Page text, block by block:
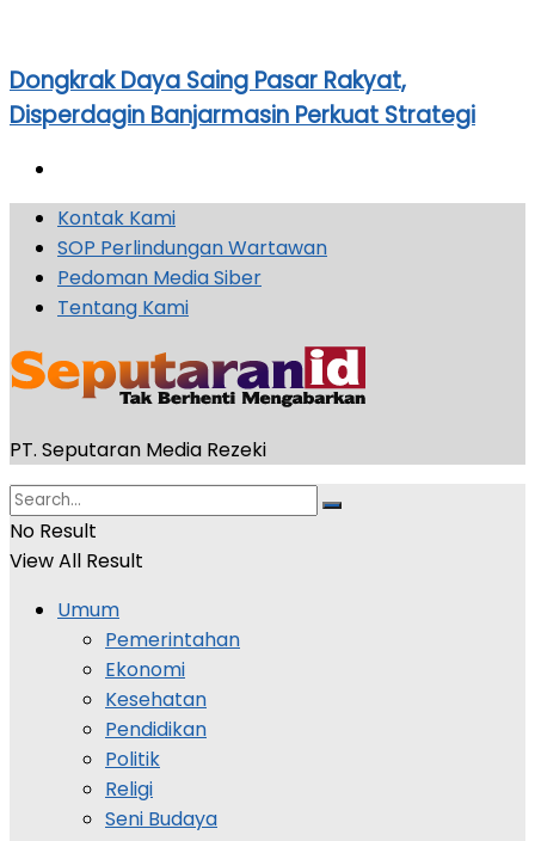
Dongkrak Daya Saing Pasar Rakyat,
Disperdagin Banjarmasin Perkuat Strategi
Kontak Kami
SOP Perlindungan Wartawan
Pedoman Media Siber
Tentang Kami
PT. Seputaran Media Rezeki
No Result
View All Result
Umum
Pemerintahan
Ekonomi
Kesehatan
Pendidikan
Politik
Religi
Seni Budaya